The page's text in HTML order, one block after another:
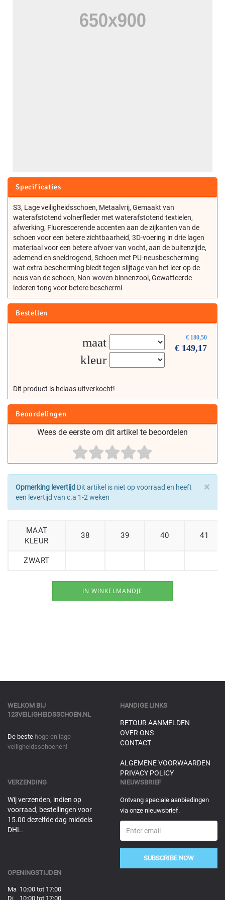
Specificaties
S3, Lage veiligheidsschoen, Metaalvrij, Gemaakt van
waterafstotend volnerfleder met waterafstotend textielen,
afwerking, Fluorescerende accenten aan de zijkanten van de
schoen voor een betere zichtbaarheid, 3D-voering in drie lagen
materiaal voor een betere afvoer van vocht, aan de buitenzijde,
ademend en sneldrogend, Schoen met PU-neusbescherming
wat extra bescherming biedt tegen slijtage van het leer op de
neus van de schoen, Non-woven binnenzool, Gewatteerde
lederen tong voor betere beschermi
Bestellen
€ 180,50
€ 149,17
maat
kleur
Dit product is helaas uitverkocht!
Beoordelingen
Wees de eerste om dit artikel te beoordelen
×
Opmerking levertijd Dit artikel is niet op voorraad en heeft
een levertijd van c.a 1-2 weken
MAAT
KLEUR
38 39 40 41
ZWART
WELKOM BIJ
123VEILIGHEIDSSCHOEN.NL
De beste hoge en lage
veiligheidsschoenen!
HANDIGE LINKS
RETOUR AANMELDEN
OVER ONS
CONTACT
ALGEMENE VOORWAARDEN
PRIVACY POLICY
VERZENDING
Wij verzenden, indien op
voorraad, bestellingen voor
15.00 dezelfde dag middels
DHL.
NIEUWSBRIEF
Ontvang speciale aanbiedingen
via onze nieuwsbrief.
SUBSCRIBE NOW
OPENINGSTIJDEN
Ma 10:00 tot 17:00
Di 10:00 tot 17:00